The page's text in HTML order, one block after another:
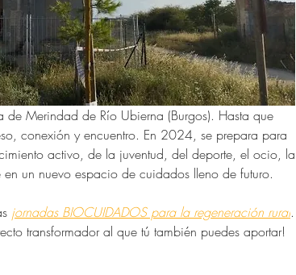
de Merindad de Río Ubierna (Burgos). Hasta que
conexión y encuentro. En 2024, se prepara para
activo, de la juventud, del deporte, el ocio, la
un nuevo espacio de cuidados lleno de futuro.
jornadas BIOCUIDADOS para la regeneración rural.
transformador al que tú también puedes aportar!